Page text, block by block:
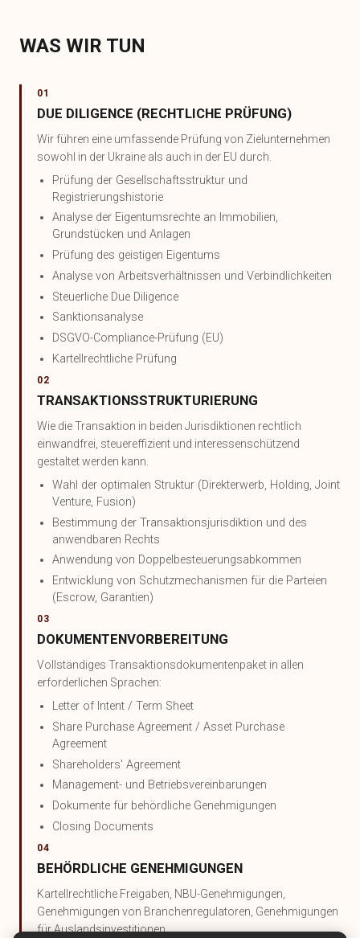
WAS WIR TUN
01
DUE DILIGENCE (RECHTLICHE PRÜFUNG)
Wir führen eine umfassende Prüfung von Zielunternehmen
sowohl in der Ukraine als auch in der EU durch.
Prüfung der Gesellschaftsstruktur und
Registrierungshistorie
Analyse der Eigentumsrechte an Immobilien,
Grundstücken und Anlagen
Prüfung des geistigen Eigentums
Analyse von Arbeitsverhältnissen und Verbindlichkeiten
Steuerliche Due Diligence
Sanktionsanalyse
DSGVO-Compliance-Prüfung (EU)
Kartellrechtliche Prüfung
02
TRANSAKTIONSSTRUKTURIERUNG
Wie die Transaktion in beiden Jurisdiktionen rechtlich
einwandfrei, steuereffizient und interessenschützend
gestaltet werden kann.
Wahl der optimalen Struktur (Direkterwerb, Holding, Joint
Venture, Fusion)
Bestimmung der Transaktionsjurisdiktion und des
anwendbaren Rechts
Anwendung von Doppelbesteuerungsabkommen
Entwicklung von Schutzmechanismen für die Parteien
(Escrow, Garantien)
03
DOKUMENTENVORBEREITUNG
Vollständiges Transaktionsdokumentenpaket in allen
erforderlichen Sprachen:
Letter of Intent / Term Sheet
Share Purchase Agreement / Asset Purchase
Agreement
Shareholders' Agreement
Management- und Betriebsvereinbarungen
Dokumente für behördliche Genehmigungen
Closing Documents
04
BEHÖRDLICHE GENEHMIGUNGEN
Kartellrechtliche Freigaben, NBU-Genehmigungen,
Genehmigungen von Branchenregulatoren, Genehmigungen
für Auslandsinvestitionen.